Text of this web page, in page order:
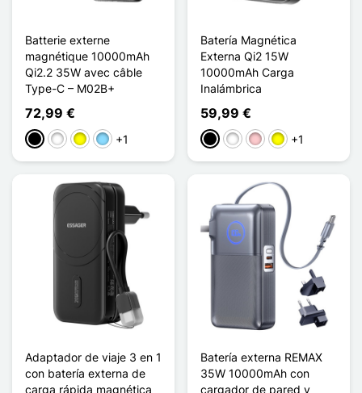
Batterie externe
magnétique 10000mAh
Qi2.2 35W avec câble
Type-C – M02B+
72,99 €
NegroBlancoAmarilloAzul claro
+1
Batería Magnética
Externa Qi2 15W
10000mAh Carga
Inalámbrica
59,99 €
NegroBlancoRosaAmarillo
+1
Adaptador de viaje 3 en 1
con batería externa de
carga rápida magnética
Batería externa REMAX
35W 10000mAh con
cargador de pared y